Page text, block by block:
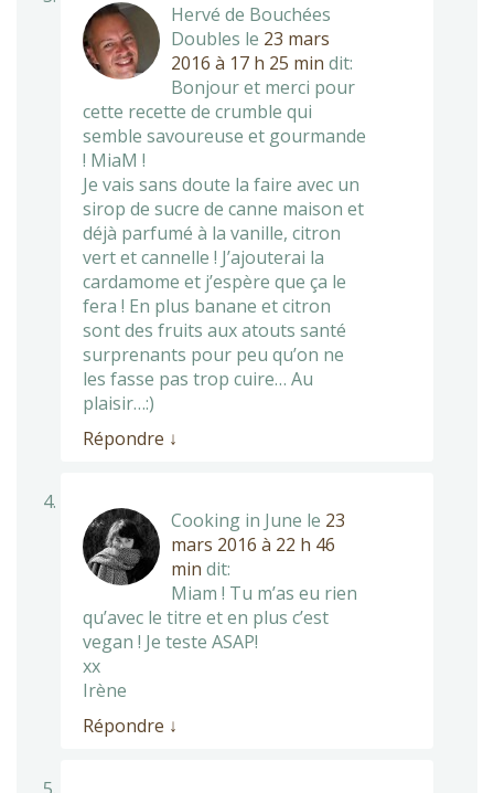
Hervé de Bouchées
Doubles le 23 mars
2016 à 17 h 25 min dit:
Bonjour et merci pour
cette recette de crumble qui
semble savoureuse et gourmande
! MiaM !
Je vais sans doute la faire avec un
sirop de sucre de canne maison et
déjà parfumé à la vanille, citron
vert et cannelle ! J’ajouterai la
cardamome et j’espère que ça le
fera ! En plus banane et citron
sont des fruits aux atouts santé
surprenants pour peu qu’on ne
les fasse pas trop cuire… Au
plaisir…:)
Répondre ↓
Cooking in June le 23
mars 2016 à 22 h 46
min dit:
Miam ! Tu m’as eu rien
qu’avec le titre et en plus c’est
vegan ! Je teste ASAP!
xx
Irène
Répondre ↓